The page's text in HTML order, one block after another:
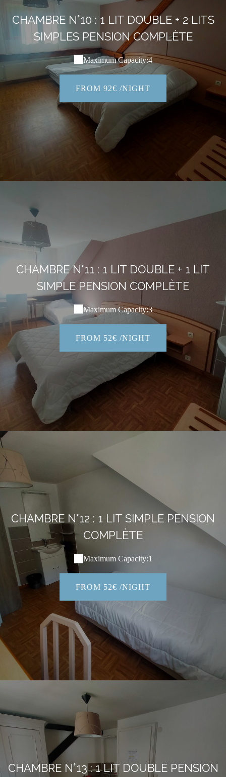
CHAMBRE N°10 : 1 LIT DOUBLE + 2 LITS
SIMPLES PENSION COMPLÈTE
Maximum Capacity:4
FROM 92€ /NIGHT
CHAMBRE N°11 : 1 LIT DOUBLE + 1 LIT
SIMPLE PENSION COMPLÈTE
Maximum Capacity:3
FROM 52€ /NIGHT
CHAMBRE N°12 : 1 LIT SIMPLE PENSION
COMPLÈTE
Maximum Capacity:1
FROM 52€ /NIGHT
CHAMBRE N°13 : 1 LIT DOUBLE PENSION